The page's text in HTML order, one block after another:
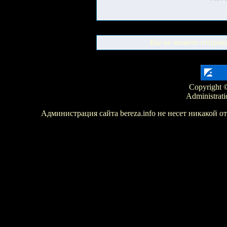
Вы не можете
Copyright
Администрация сайта bereza.info не несет никакой